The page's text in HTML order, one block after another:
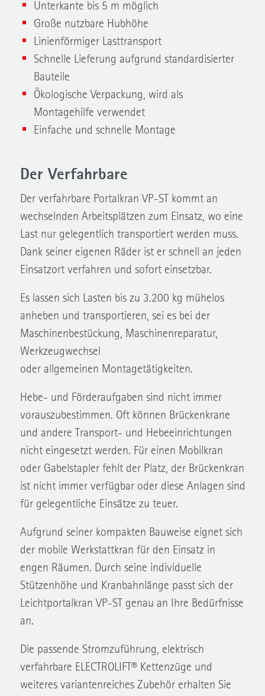
Unterkante bis 5 m möglich
Große nutzbare Hubhöhe
Linienförmiger Lasttransport
Schnelle Lieferung aufgrund standardisierter
Bauteile
Ökologische Verpackung, wird als
Montagehilfe verwendet
Einfache und schnelle Montage
Der Verfahrbare
Der verfahrbare Portalkran VP-ST kommt an
wechselnden Arbeitsplätzen zum Einsatz, wo eine
Last nur gelegentlich transportiert werden muss.
Dank seiner eigenen Räder ist er schnell an jeden
Einsatzort verfahren und sofort einsetzbar.
Es lassen sich Lasten bis zu 3.200 kg mühelos
anheben und transportieren, sei es bei der
Maschinenbestückung, Maschinenreparatur,
Werkzeugwechsel
oder allgemeinen Montagetätigkeiten.
Hebe- und Förderaufgaben sind nicht immer
vorauszubestimmen. Oft können Brückenkrane
und andere Transport- und Hebeeinrichtungen
nicht eingesetzt werden. Für einen Mobilkran
oder Gabelstapler fehlt der Platz, der Brückenkran
ist nicht immer verfügbar oder diese Anlagen sind
für gelegentliche Einsätze zu teuer.
Aufgrund seiner kompakten Bauweise eignet sich
der mobile Werkstattkran für den Einsatz in
engen Räumen. Durch seine individuelle
Stützenhöhe und Kranbahnlänge passt sich der
Leichtportalkran VP-ST genau an Ihre Bedürfnisse
an.
Die passende Stromzuführung, elektrisch
verfahrbare ELECTROLIFT® Kettenzüge und
weiteres variantenreiches Zubehör erhalten Sie